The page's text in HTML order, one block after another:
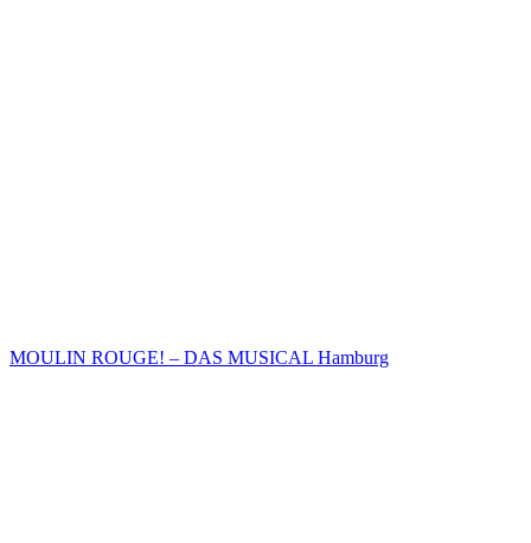
MOULIN ROUGE! – DAS MUSICAL Hamburg